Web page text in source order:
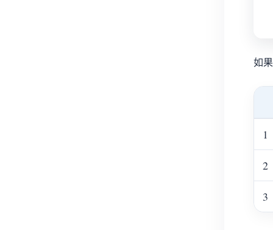
如
1
2
3